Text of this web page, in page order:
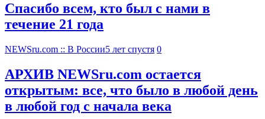
Спасибо всем, кто был с нами в
течение 21 года
NEWSru.com :: В России5 лет спустя 0
АРХИВ NEWSru.com остается
открытым: все, что было в любой день
в любой год с начала века